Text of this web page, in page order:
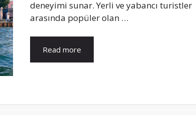
deneyimi sunar. Yerli ve yabancı turistler
arasında popüler olan …
Read more